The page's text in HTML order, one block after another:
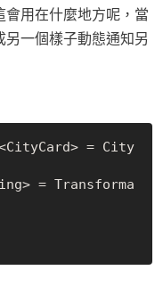
會用在什麼地方呢，當
另一個樣子動態通知另
= City
= Transforma